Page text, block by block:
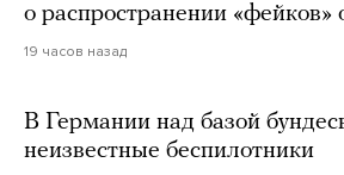
о распространении «фейков»
19 часов назад
В Германии над базой
неизвестные беспилотники